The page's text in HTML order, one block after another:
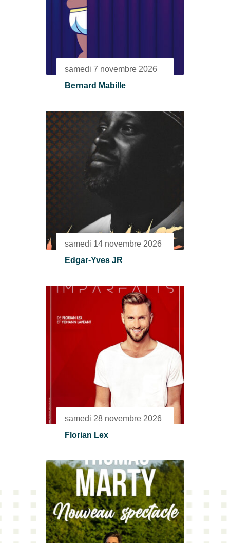
samedi 7 novembre 2026
Bernard Mabille
samedi 14 novembre 2026
Edgar-Yves JR
samedi 28 novembre 2026
Florian Lex